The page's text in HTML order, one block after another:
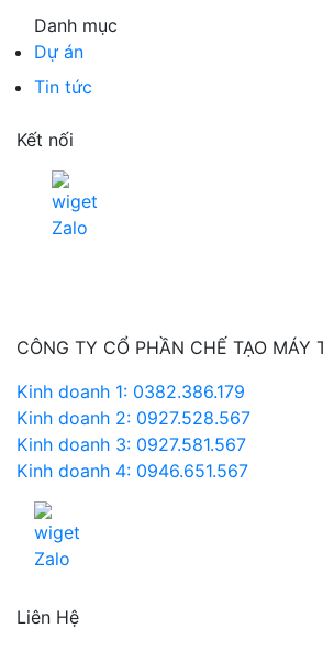
Danh mục
Dự án
Tin tức
Kết nối
CÔNG TY CỔ PHẦN CHẾ TẠO MÁY
Kinh doanh 1: 0382.386.179
Kinh doanh 2: 0927.528.567
Kinh doanh 3: 0927.581.567
Kinh doanh 4: 0946.651.567
Liên Hệ